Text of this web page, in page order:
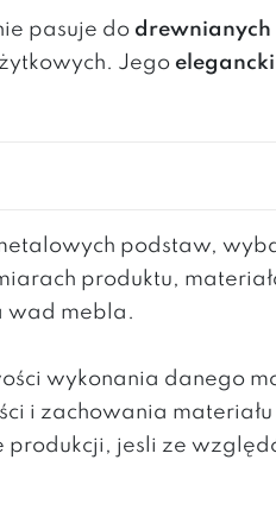
pasuje do drewnianych
Jego
podstaw,
produktu,
wad mebla.
wykonania danego
i zachowania
jesli ze